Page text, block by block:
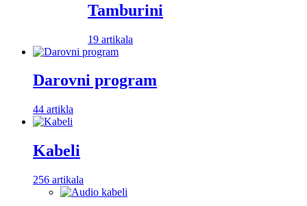
Tamburini
19 artikala
Darovni program
44 artikla
Kabeli
256 artikala